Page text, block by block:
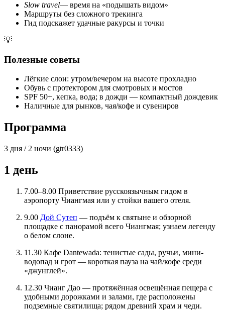
Slow travel— время на «подышать видом»
Маршруты без сложного трекинга
Гид подскажет удачные ракурсы и точки
💡
Полезные советы
Лёгкие слои: утром/вечером на высоте прохладно
Обувь с протектором для смотровых и мостов
SPF 50+, кепка, вода; в дожди — компактный дождевик
Наличные для рынков, чая/кофе и сувениров
Программа
3 дня / 2 ночи (gtr0333)
1 день
7.00–8.00 Приветствие русскоязычным гидом в
аэропорту Чиангмая или у стойки вашего отеля.
9.00 Дой Сутеп — подъём к святыне и обзорной
площадке с панорамой всего Чиангмая; узнаем легенду
о белом слоне.
11.30 Кафе Dantewada: тенистые сады, ручьи, мини-
водопад и грот — короткая пауза на чай/кофе среди
«джунглей».
12.30 Чианг Дао — протяжённая освещённая пещера с
удобными дорожками и залами, где расположены
подземные святилища; рядом древний храм и чеди.